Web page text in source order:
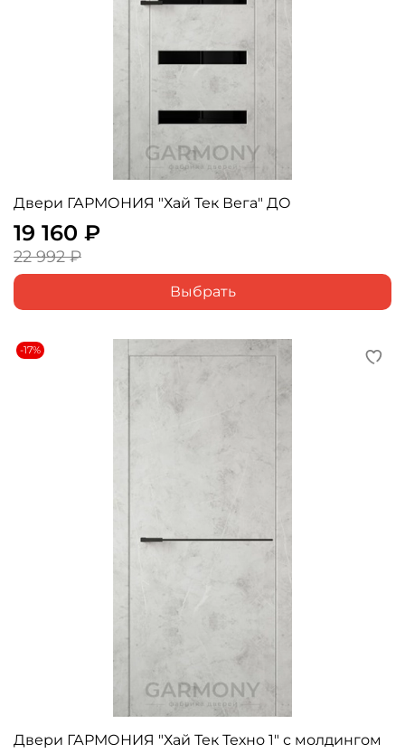
Двери ГАРМОНИЯ "Хай Тек Вега" ДО
19 160 ₽
22 992 ₽
Выбрать
-17%
Двери ГАРМОНИЯ "Хай Тек Техно 1" с молдингом